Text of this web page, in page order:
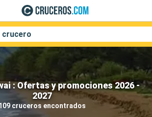
: Ofertas y promociones 2026 -
2027
cruceros encontrados
crucero